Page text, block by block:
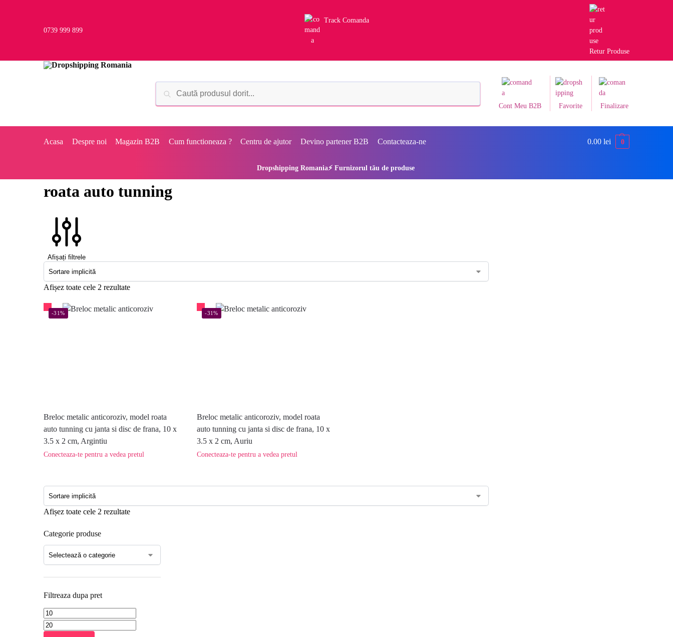
0739 999 899
Track Comanda
Retur Produse
Cont Meu B2B Favorite Finalizare
Acasa Despre noi Magazin B2B Cum functioneaza ? Centru de ajutor Devino partener B2B Contacteaza-ne 0.00 lei 0
Dropshipping Romania⚡ Furnizorul tău de produse
roata auto tunning
Afișați filtrele
Afișez toate cele 2 rezultate
-31%
Breloc metalic anticoroziv, model roata
auto tunning cu janta si disc de frana, 10 x
3.5 x 2 cm, Argintiu
Conecteaza-te pentru a vedea pretul
-31%
Breloc metalic anticoroziv, model roata
auto tunning cu janta si disc de frana, 10 x
3.5 x 2 cm, Auriu
Conecteaza-te pentru a vedea pretul
Afișez toate cele 2 rezultate
Categorie produse
Filtreaza dupa pret